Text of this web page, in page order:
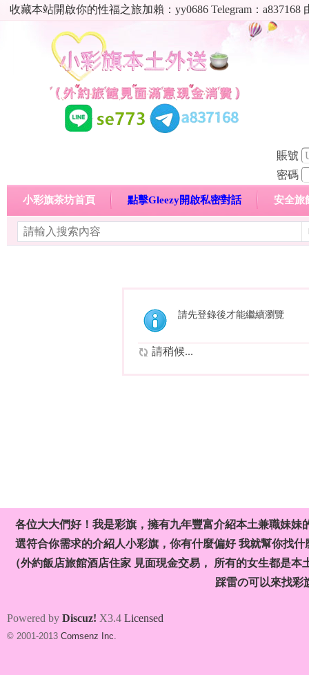
收藏本站開啟你的性福之旅加賴：yy0686 Telegram：
賬號
密碼
小彩旗茶坊首頁 點擊Gleezy開啟私密對話 安全旅
請先登錄後才能繼續瀏覽
請稍候...
各位大大們好！我是彩旗，擁有九年豐富介紹本土兼職妹
選符合你需求的介紹人小彩旗，你有什麼偏好 我就幫你找
（外約飯店旅館酒店住家 見面現金交易， 所有的女生都是
踩雷の可以來找彩
Powered by Discuz! X3.4 Licensed
© 2001-2013 Comsenz Inc.